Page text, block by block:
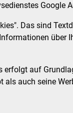
Google
Das sind
über
auf
als auch seine